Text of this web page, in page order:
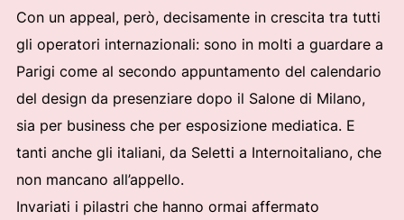
Con un appeal, però, decisamente in crescita tra tutti
gli operatori internazionali: sono in molti a guardare a
Parigi come al secondo appuntamento del calendario
del design da presenziare dopo il Salone di Milano,
sia per business che per esposizione mediatica. E
tanti anche gli italiani, da Seletti a Internoitaliano, che
non mancano all’appello.
Invariati i pilastri che hanno ormai affermato